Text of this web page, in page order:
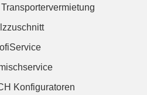
Konfiguratoren